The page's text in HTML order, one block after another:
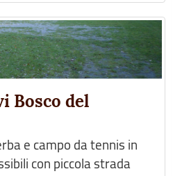
Bosco del
e campo da tennis in
con piccola strada